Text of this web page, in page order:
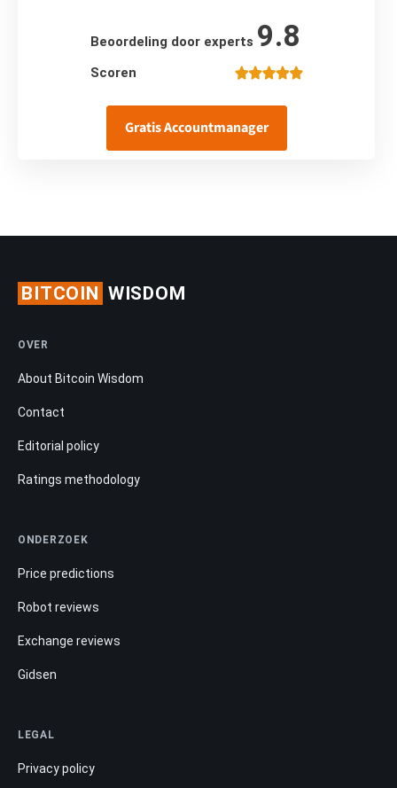
Beoordeling door experts 9.8
Scoren
Gratis Accountmanager
BITCOIN WISDOM
OVER
About Bitcoin Wisdom
Contact
Editorial policy
Ratings methodology
ONDERZOEK
Price predictions
Robot reviews
Exchange reviews
Gidsen
LEGAL
Privacy policy